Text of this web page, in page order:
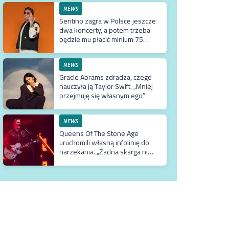
NEWS
Sentino zagra w Polsce jeszcze
dwa koncerty, a potem trzeba
będzie mu płacić minium 75
kraju
NEWS
Gracie Abrams zdradza, czego
nauczyła ją Taylor Swift. „Mniej
przejmuję się własnym ego”
NEWS
Queens Of The Stone Age
uruchomili własną infolinię do
narzekania. „Żadna skarga nie